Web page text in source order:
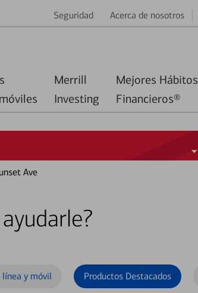
Seguridad Acerca de nosotros
Merrill
Investing
Mejores Hábitos
Financieros®
Ave
línea y móvil Productos Destacados